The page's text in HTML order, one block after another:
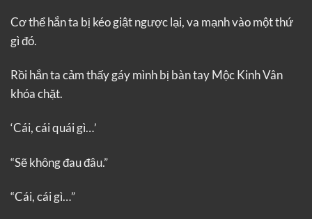
Cơ thể hắn ta bị kéo giật ngược lại, va mạnh vào một thứ
gì đó.
Rồi hắn ta cảm thấy gáy mình bị bàn tay Mộc Kinh Vân
khóa chặt.
‘Cái, cái quái gì…’
“Sẽ không đau đâu.”
“Cái, cái gì…”